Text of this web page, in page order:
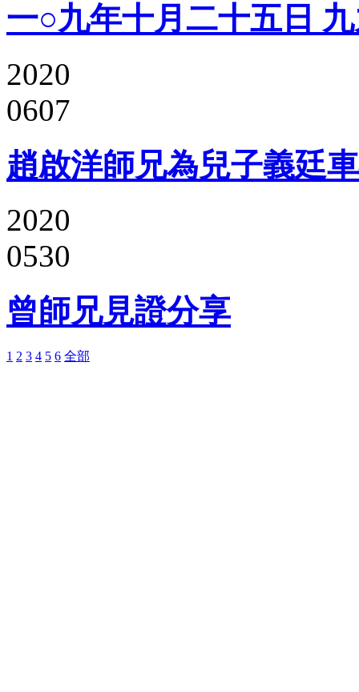
一○九年十月二十五日
2020
0607
趙啟洋師兄為兒子義廷
2020
0530
曾師兄見證分享
1 2 3 4 5 6 全部